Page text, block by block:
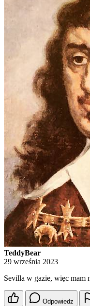
TeddyBear
29 września 2023
Sevilla w gazie, więc mam
Odpowiedz